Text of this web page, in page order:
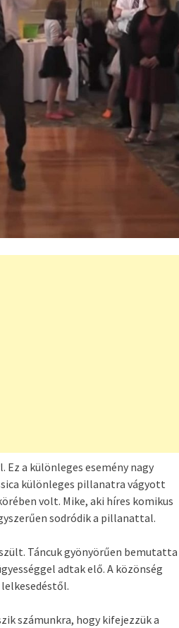
a különleges esemény nagy
különleges pillanatra vágyott
volt. Mike, aki híres komikus
sodródik a pillanattal.
Táncuk gyönyörűen bemutatta
adtak elő. A közönség
számunkra, hogy kifejezzük a